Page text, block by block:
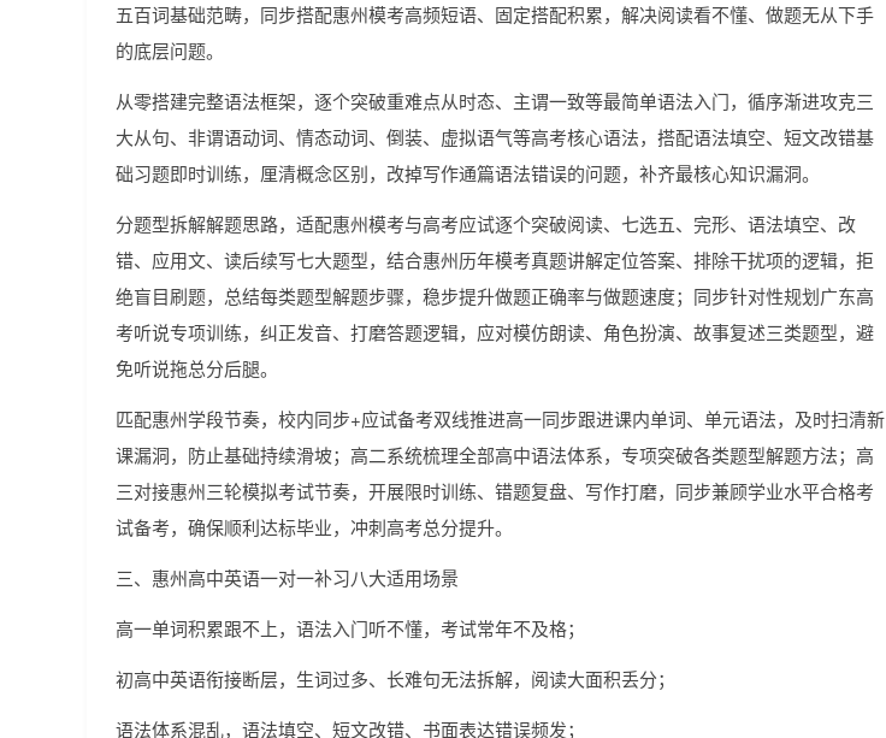
五百词基础范畴，同步搭配惠州模考高频短语、固定搭配积累，解决阅读看不懂、做题无从下手
的底层问题。
从零搭建完整语法框架，逐个突破重难点从时态、主谓一致等最简单语法入门，循序渐进攻克三
大从句、非谓语动词、情态动词、倒装、虚拟语气等高考核心语法，搭配语法填空、短文改错基
础习题即时训练，厘清概念区别，改掉写作通篇语法错误的问题，补齐最核心知识漏洞。
分题型拆解解题思路，适配惠州模考与高考应试逐个突破阅读、七选五、完形、语法填空、改
错、应用文、读后续写七大题型，结合惠州历年模考真题讲解定位答案、排除干扰项的逻辑，拒
绝盲目刷题，总结每类题型解题步骤，稳步提升做题正确率与做题速度；同步针对性规划广东高
考听说专项训练，纠正发音、打磨答题逻辑，应对模仿朗读、角色扮演、故事复述三类题型，避
免听说拖总分后腿。
匹配惠州学段节奏，校内同步+应试备考双线推进高一同步跟进课内单词、单元语法，及时扫清新
课漏洞，防止基础持续滑坡；高二系统梳理全部高中语法体系，专项突破各类题型解题方法；高
三对接惠州三轮模拟考试节奏，开展限时训练、错题复盘、写作打磨，同步兼顾学业水平合格考
试备考，确保顺利达标毕业，冲刺高考总分提升。
三、惠州高中英语一对一补习八大适用场景
高一单词积累跟不上，语法入门听不懂，考试常年不及格；
初高中英语衔接断层，生词过多、长难句无法拆解，阅读大面积丢分；
语法体系混乱，语法填空、短文改错、书面表达错误频发；